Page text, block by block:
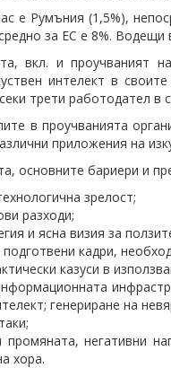
е Румъния (1,5%),
за ЕС е 8%.
вкл. и проучваният
интелект в
трети работодател в
в проучванията
приложения на
основните бариери и
зрелост;
разходи;
и ясна визия за
кадри,
казуси в
генериране на
негативни
хора.